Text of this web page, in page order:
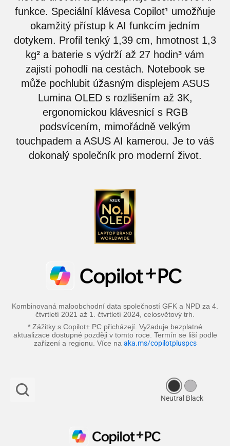
funkce. Speciální klávesa Copilot1 umožňuje
okamžitý přístup k AI funkcím jedním
dotykem. Profil tenký 1,39 cm, hmotnost 1,3
kg2 a baterie s výdrží až 27 hodin3 vám
zajistí pohodlí na cestách. Notebook se
může pochlubit úžasným displejem ASUS
Lumina OLED s rozlišením až 3K,
ergonomickou klávesnicí s RGB
podsvícením, mimořádně velkým
touchpadem a ASUS AI kamerou. Je to váš
dokonalý společník pro moderní život.
Kombinovaná maloobchodní data společností GFK a NPD za 4.
čtvrtletí 2021 až 1. čtvrtletí 2024, celosvětový trh.
* Zážitky s Copilot+ PC přicházejí. Vyžaduje bezplatné
aktualizace dostupné později v tomto roce. Termín se liší podle
zařízení a regionu. Více na aka.ms/copilotpluspcs